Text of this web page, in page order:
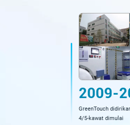
2009-
GreenTouch
4/5-kawat dimulai